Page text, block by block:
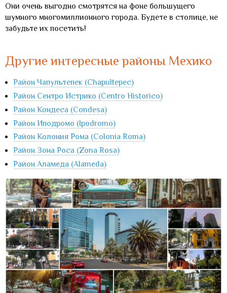
Они очень выгодно смотрятся на фоне большущего
шумного многомиллионного города. Будете в столице, не
забудьте их посетить!
Другие интересные районы Мехико
Район Чапультепек (Chapultepec)
Район Сентро Истрико (Centro Historico)
Район Кондеса (Condesa)
Район Иподромо (Ipodromo)
Район Колония Рома (Colonia Roma)
Район Зона Роса (Zona Rosa)
Район Аламеда (Alameda)